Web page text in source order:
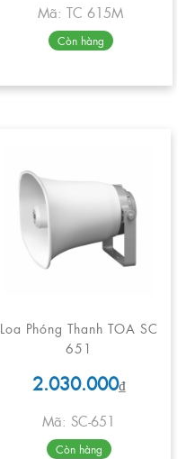
Mã: TC 615M
Còn hàng
Loa Phóng Thanh TOA SC
651
2.030.000₫
Mã: SC-651
Còn hàng